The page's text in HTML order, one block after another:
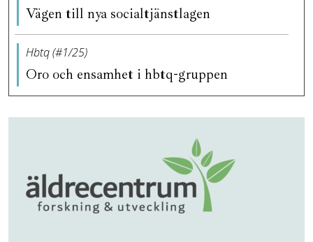
Vägen till nya socialtjänstlagen
Hbtq (#1/25)
Oro och ensamhet i hbtq-gruppen